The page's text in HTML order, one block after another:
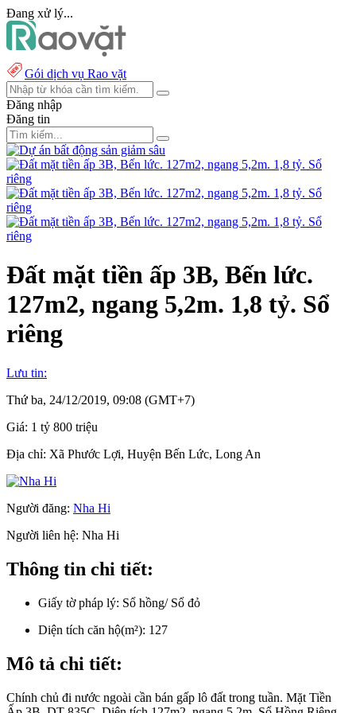
Đang xử lý...
Gói dịch vụ Rao vặt
Đăng nhập
Đăng tin
Đất mặt tiền ấp 3B, Bến lức.
127m2, ngang 5,2m. 1,8 tỷ. Sổ
riêng
Lưu tin:
Thứ ba, 24/12/2019, 09:08 (GMT+7)
Giá: 1 tỷ 800 triệu
Địa chỉ: Xã Phước Lợi, Huyện Bến Lức, Long An
Người đăng: Nha Hi
Người liên hệ: Nha Hi
Thông tin chi tiết:
Giấy tờ pháp lý: Sổ hồng/ Sổ đỏ
Diện tích căn hộ(m²): 127
Mô tả chi tiết:
Chính chủ đi nước ngoài cần bán gấp lô đất trong tuần. Mặt Tiền